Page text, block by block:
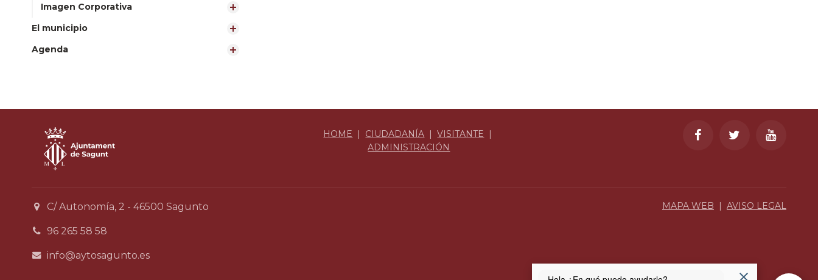
Imagen Corporativa
El municipio
Agenda
HOME | CIUDADANÍA |VISITANTE |
ADMINISTRACIÓN
C/ Autonomía, 2 - 46500 Sagunto
96 265 58 58
info@aytosagunto.es
MAPA WEB | AVISO LEGAL